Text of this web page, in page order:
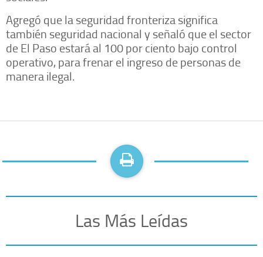
Agregó que la seguridad fronteriza significa
también seguridad nacional y señaló que el sector
de El Paso estará al 100 por ciento bajo control
operativo, para frenar el ingreso de personas de
manera ilegal.
Las Más Leídas